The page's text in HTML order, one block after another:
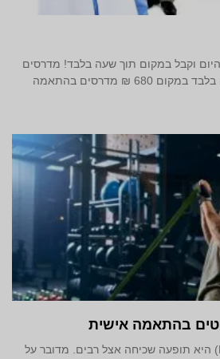
וקבל במקום תוך שעה בלבד! מדרסים
לחברי מכבי במבצע 110 ₪ בלבד במקום 680 ₪ מדרסים בהתאמה
בהתאמה אישית
בוניון החייטים (Bunionette) היא תופעה שכיחה אצל רבים. מדובר על